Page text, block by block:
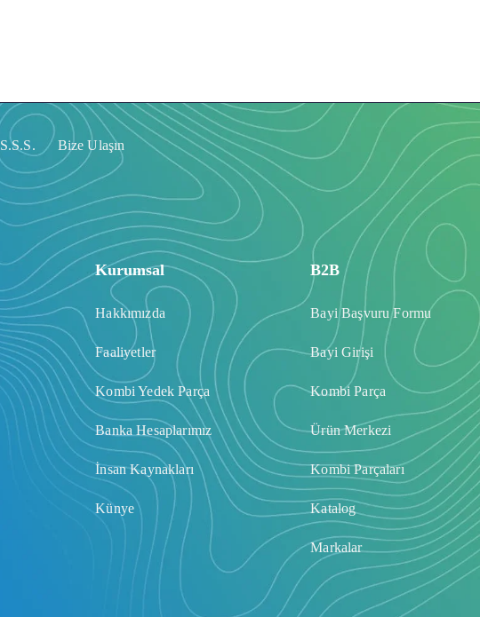
S.S.S. Bize Ulaşın
Kurumsal
Hakkımızda
Faaliyetler
Kombi Yedek Parça
Banka Hesaplarımız
İnsan Kaynakları
Künye
B2B
Bayi Başvuru Formu
Bayi Girişi
Kombi Parça
Ürün Merkezi
Kombi Parçaları
Katalog
Markalar